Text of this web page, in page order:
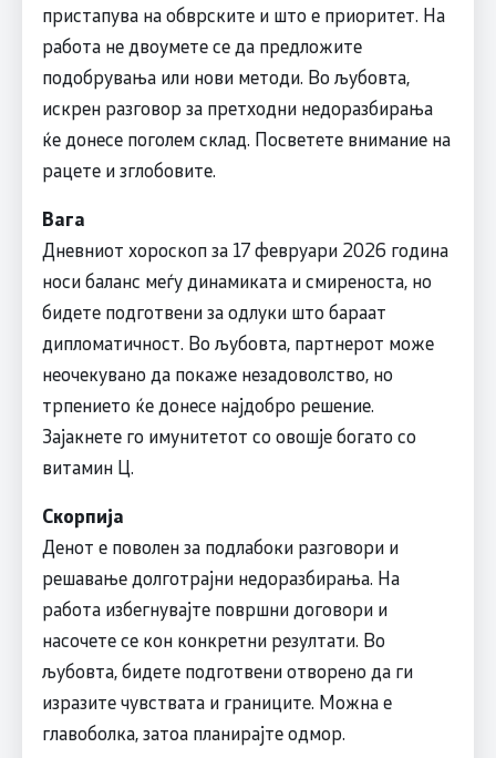
пристапува на обврските и што е приоритет. На
работа не двоумете се да предложите
подобрувања или нови методи. Во љубовта,
искрен разговор за претходни недоразбирања
ќе донесе поголем склад. Посветете внимание на
рацете и зглобовите.
Вага
Дневниот хороскоп за 17 февруари 2026 година
носи баланс меѓу динамиката и смиреноста, но
бидете подготвени за одлуки што бараат
дипломатичност. Во љубовта, партнерот може
неочекувано да покаже незадоволство, но
трпението ќе донесе најдобро решение.
Зајакнете го имунитетот со овошје богато со
витамин Ц.
Скорпија
Денот е поволен за подлабоки разговори и
решавање долготрајни недоразбирања. На
работа избегнувајте површни договори и
насочете се кон конкретни резултати. Во
љубовта, бидете подготвени отворено да ги
изразите чувствата и границите. Можна е
главоболка, затоа планирајте одмор.